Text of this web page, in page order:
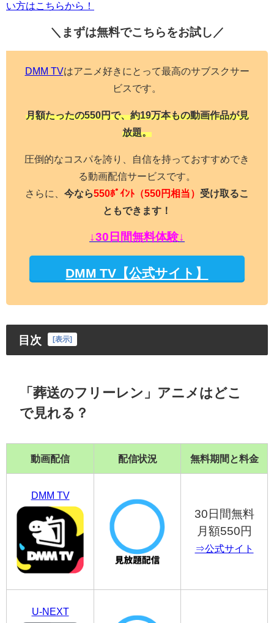
い方はこちらから！
＼まずは無料でこちらをお試し／
DMM TVはアニメ好きにとって最高のサブスクサー
ビスです。
月額たったの550円で、約19万本もの動画作品が見
放題。
圧倒的なコスパを誇り、自信を持っておすすめでき
る動画配信サービスです。
さらに、 今なら550ﾎﾟｲﾝﾄ （550円相当） 受け取るこ
ともできます！
↓30日間無料体験↓
DMM TV【公式サイト】
目次 [表示]
「葬送のフリーレン」アニメはどこ
で見れる？
動画配信 配信状況 無料期間と料金
DMM TV
30日間無料
月額550円
⇒公式サイト
U-NEXT